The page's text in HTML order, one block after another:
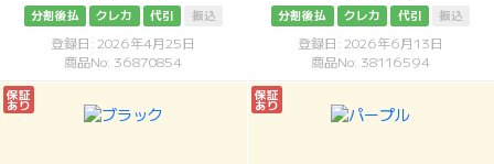
分割後払 クレカ 代引 振込
登録日: 2026年4月25日
商品No: 36870854
分割後払 クレカ 代引 振込
登録日: 2026年6月13日
商品No: 38116594
保証
あり
保証
あり